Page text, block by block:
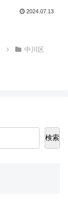
2024.07.13
中川区
検索